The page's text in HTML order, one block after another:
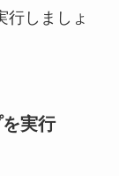
行しましょ
実行